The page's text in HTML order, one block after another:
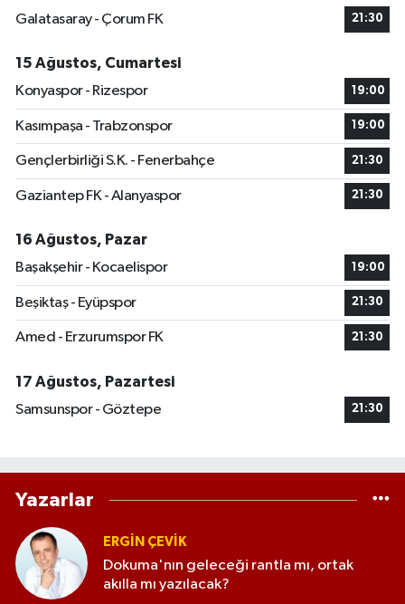
Galatasaray - Çorum FK
21:30
15 Ağustos, Cumartesi
Konyaspor - Rizespor
19:00
Kasımpaşa - Trabzonspor 19:00
Gençlerbirliği S.K. - Fenerbahçe 21:30
Gaziantep FK - Alanyaspor 21:30
16 Ağustos, Pazar
Başakşehir - Kocaelispor
19:00
Beşiktaş - Eyüpspor 21:30
Amed - Erzurumspor FK 21:30
17 Ağustos, Pazartesi
Samsunspor - Göztepe
21:30
Yazarlar
ERGIN ÇEVİK
Dokuma'nın geleceği rantla mı, ortak
akılla mı yazılacak?